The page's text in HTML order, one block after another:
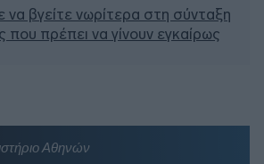
να βγείτε νωρίτερα στη σύνταξη
που πρέπει να γίνουν εγκαίρως
Αθηνών